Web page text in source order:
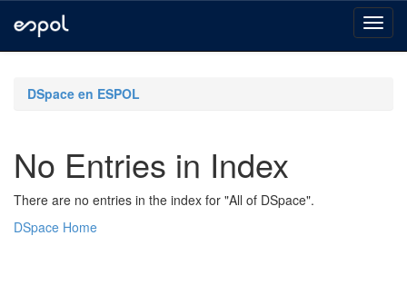
navigationDSpace en ESPOL
No Entries in Index
There are no entries in the index for "All of DSpace".
DSpace Home